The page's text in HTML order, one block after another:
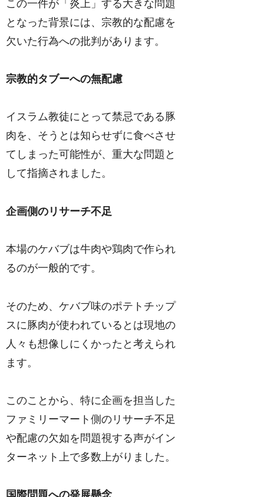
この一件が「炎上」する大きな問題
となった背景には、宗教的な配慮を
欠いた行為への批判があります。
宗教的タブーへの無配慮
イスラム教徒にとって禁忌である豚
肉を、そうとは知らせずに食べさせ
てしまった可能性が、重大な問題と
して指摘されました。
企画側のリサーチ不足
本場のケバブは牛肉や鶏肉で作られ
るのが一般的です。
そのため、ケバブ味のポテトチップ
スに豚肉が使われているとは現地の
人々も想像しにくかったと考えられ
ます。
このことから、特に企画を担当した
ファミリーマート側のリサーチ不足
や配慮の欠如を問題視する声がイン
ターネット上で多数上がりました。